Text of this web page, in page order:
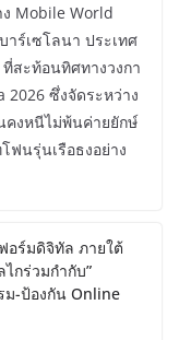
Mobile World
าร์เซโลนา ประเทศ
สะท้อนทิศทางวงกา
ซึ่งจัดระหว่าง
งหนีไม่พ้นค่ายยักษ์
ฟนรุ่นเรือธงอย่าง
อร์มดิจิทัล ภายใต้
กร่วมกำกับ”
-ป้องกัน Online